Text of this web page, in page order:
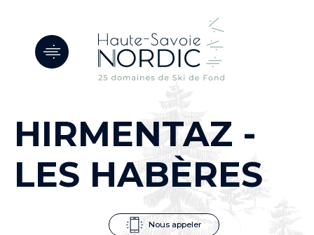
HIRMENTAZ -
LES HABÈRES
Nous appeler